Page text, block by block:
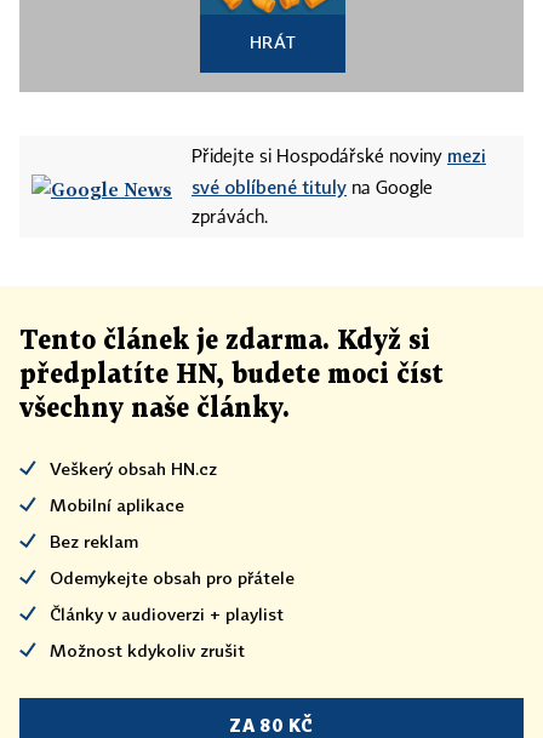
HRÁT
Přidejte si Hospodářské noviny mezi
své oblíbené tituly na Google
zprávách.
Tento článek je zdarma. Když si
předplatíte HN, budete moci číst
všechny naše články.
Veškerý obsah HN.cz
Mobilní aplikace
Bez reklam
Odemykejte obsah pro přátele
Články v audioverzi + playlist
Možnost kdykoliv zrušit
ZA 80 KČ